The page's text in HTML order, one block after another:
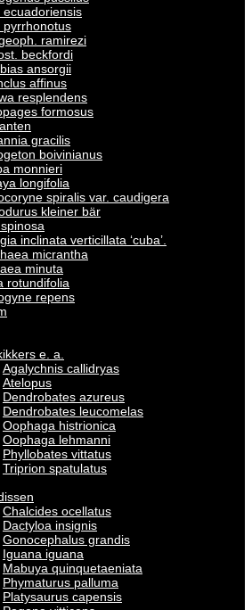
ecuadoriensis
pyrrhonotus
ramirezi
beckfordi
ansorgii
affinus
resplendens
formosus
gracilis
boivinianus
monnieri
longifolia
spiralis var. caudigera
kleiner bär
inclinata verticillata ‘cuba’.
micrantha
minuta
rotundifolia
repens
e. a.
Agalychnis callidryas
Atelopus
Dendrobates azureus
Dendrobates leucomelas
Oophaga histrionica
Oophaga lehmanni
Phyllobates vittatus
Triprion spatulatus
Chalcides ocellatus
Dactyloa insignis
Gonocephalus grandis
Iguana iguana
Mabuya quinquetaeniata
Phymaturus palluma
Platysaurus capensis